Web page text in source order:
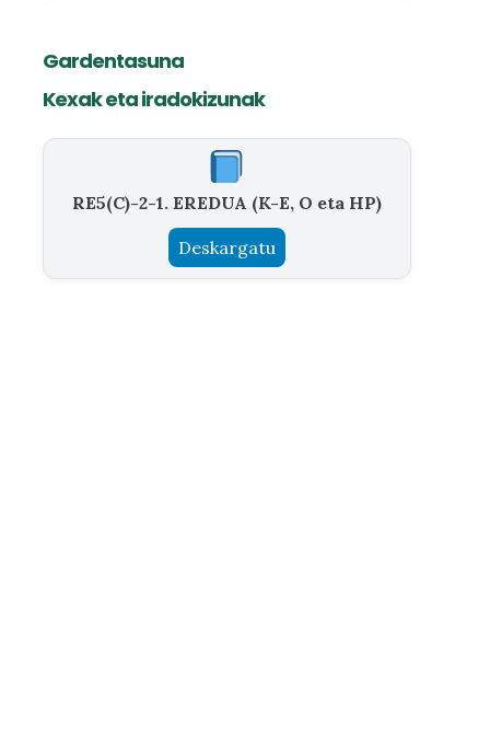
Gardentasuna
Kexak eta iradokizunak
RE5(C)-2-1. EREDUA (K-E, O eta HP)
Deskargatu